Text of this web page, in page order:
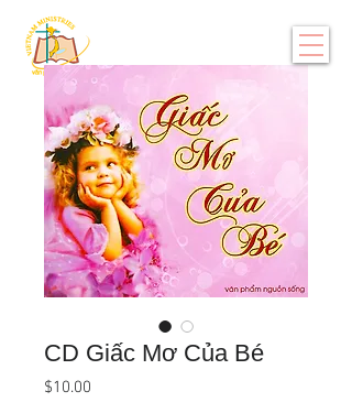
CD Giấc Mơ Của Bé
$10.00